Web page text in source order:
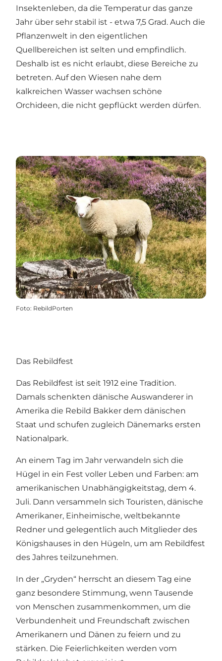
Insektenleben, da die Temperatur das ganze
Jahr über sehr stabil ist - etwa 7,5 Grad. Auch die
Pflanzenwelt in den eigentlichen
Quellbereichen ist selten und empfindlich.
Deshalb ist es nicht erlaubt, diese Bereiche zu
betreten. Auf den Wiesen nahe dem
kalkreichen Wasser wachsen schöne
Orchideen, die nicht gepflückt werden dürfen.
Foto: RebildPorten
Das Rebildfest
Das Rebildfest ist seit 1912 eine Tradition.
Damals schenkten dänische Auswanderer in
Amerika die Rebild Bakker dem dänischen
Staat und schufen zugleich Dänemarks ersten
Nationalpark.
An einem Tag im Jahr verwandeln sich die
Hügel in ein Fest voller Leben und Farben: am
amerikanischen Unabhängigkeitstag, dem 4.
Juli. Dann versammeln sich Touristen, dänische
Amerikaner, Einheimische, weltbekannte
Redner und gelegentlich auch Mitglieder des
Königshauses in den Hügeln, um am Rebildfest
des Jahres teilzunehmen.
In der „Gryden“ herrscht an diesem Tag eine
ganz besondere Stimmung, wenn Tausende
von Menschen zusammenkommen, um die
Verbundenheit und Freundschaft zwischen
Amerikanern und Dänen zu feiern und zu
stärken. Die Feierlichkeiten werden vom